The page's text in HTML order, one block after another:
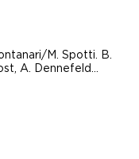
M. Spotti. B.
A. Dennefeld…